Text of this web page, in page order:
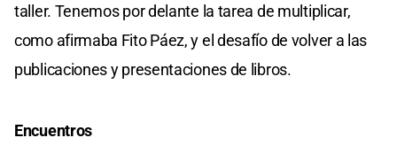
taller. Tenemos por delante la tarea de multiplicar,
como afirmaba Fito Páez, y el desafío de volver a las
publicaciones y presentaciones de libros.
Encuentros